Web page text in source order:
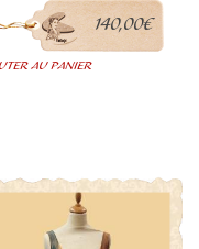
140,00€
AU PANIER